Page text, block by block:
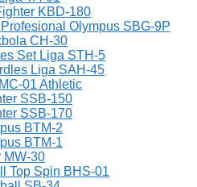
KBD-180
Olympus SBG-9P
CH-30
Set Liga STH-5
Liga SAH-45
01 Athletic
SSB-150
SSB-170
BTM-2
BTM-1
MW-30
Top Spin BHS-01